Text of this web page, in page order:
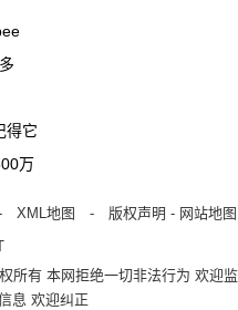
得它
万
XML地图 - 版权声明 - 网站地图
所有 本网拒绝一切非法行为 欢迎监
息 欢迎纠正